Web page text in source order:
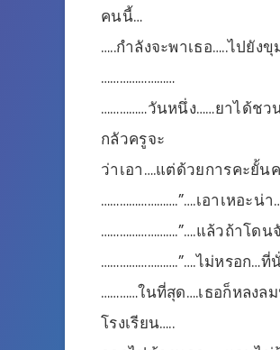
คนนี้…
…..กำลังจะพาเธอ…..ไปยัง
……………………
……………วันหนึ่ง……ยาได้ชว
กลัวครูจะ
ว่าเอา….แต่ด้วยการคะยั้น
…………………….”….เอาเหอะน่
…………………….”….แล้วถ้าโดน
…………………….”….ไม่หรอก…
…………ในที่สุด….เธอก็หลงล
โรงเรียน…..